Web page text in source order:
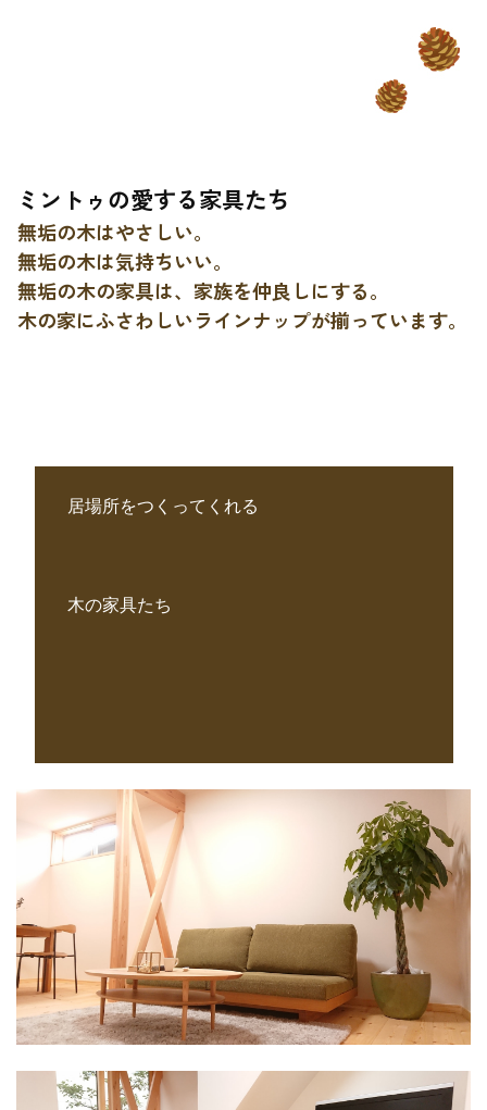
ミントゥの愛する家具たち
無垢の木はやさしい。
無垢の木は気持ちいい。
無垢の木の家具は、家族を仲良しにする。
木の家にふさわしいラインナップが揃っています。
居場所をつくってくれる
木の家具たち